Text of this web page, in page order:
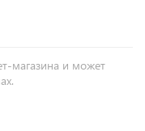
магазина и может